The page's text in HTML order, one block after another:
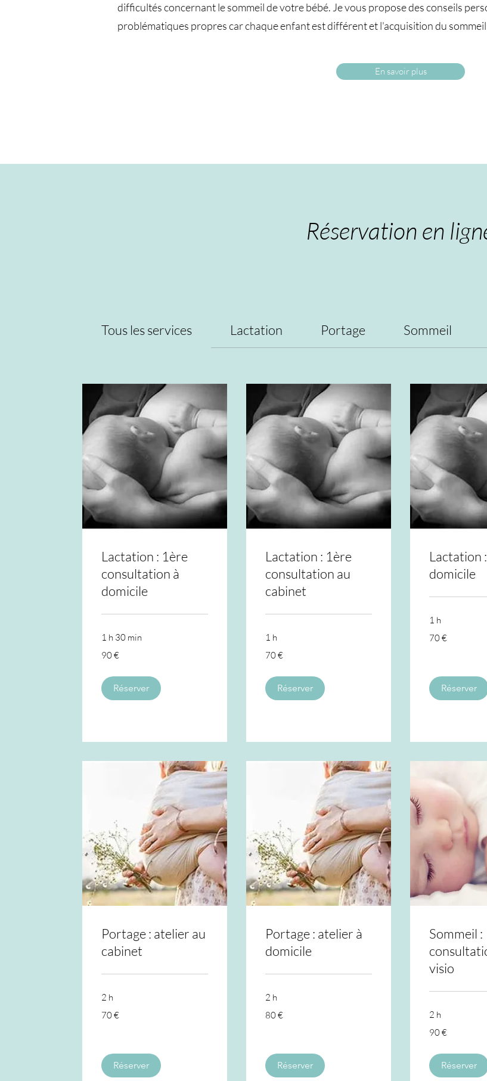
difficultés concernant le sommeil de votre bébé. Je vous propose des conseils
problématiques propres car chaque enfant est différent et l'acquisition du
En savoir plus
Réservation en
Tous les services Lactation Portage Sommeil
Lactation : 1ère
consultation à
domicile
1 h 30 min
euros
90 €
Réserver
Lactation : 1ère
consultation au
cabinet
1 h
euros
70 €
Réserver
Lactation
domicile
1 h
euros
70 €
Réserver
Portage : atelier au
cabinet
2 h
euros
70 €
Réserver
Portage : atelier à
domicile
2 h
euros
80 €
Réserver
Sommeil :
visio
2 h
euros
90 €
Réserver